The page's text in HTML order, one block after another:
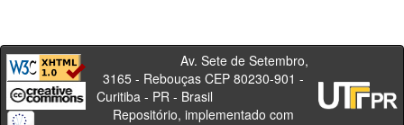
Av. Sete de Setembro,
3165 - Rebouças CEP 80230-901 -
Curitiba - PR - Brasil
Repositório, implementado com